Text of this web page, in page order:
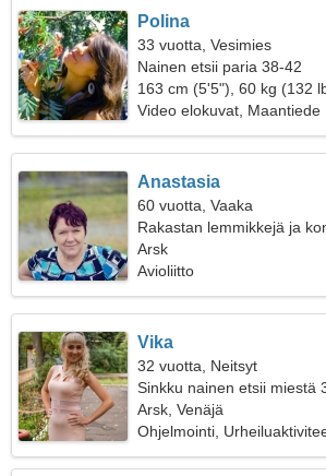
Polina
33 vuotta, Vesimies
Nainen etsii paria 38-42
163 cm (5'5"), 60 kg (132
Video elokuvat, Maantiede
Anastasia
60 vuotta, Vaaka
Rakastan lemmikkejä ja
Arsk
Avioliitto
Vika
32 vuotta, Neitsyt
Sinkku nainen etsii miestä
Arsk, Venäjä
Ohjelmointi,